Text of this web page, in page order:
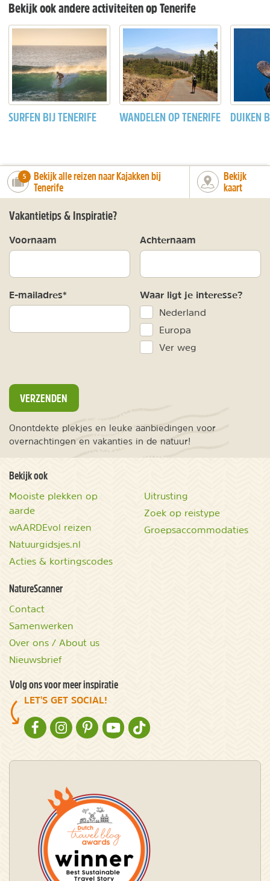
Bekijk ook andere activiteiten op Tenerife
SURFEN BIJ TENERIFE WANDELEN OP TENERIFE DUIKEN
number_of_trips:
5
Bekijk alle reizen naar Kajakken bij
Tenerife
Bekijk
kaart
Vakantietips & Inspiratie?
Voornaam Achternaam
E-mailadres* Waar ligt je interesse?
Nederland
Europa
Ver weg
VERZENDEN
Onontdekte plekjes en leuke aanbiedingen voor
overnachtingen en vakanties in de natuur!
Bekijk ook
Mooiste plekken op
aarde
wAARDEvol reizen
Natuurgidsjes.nl
Acties & kortingscodes
Uitrusting
Zoek op reistype
Groepsaccommodaties
NatureScanner
Contact
Samenwerken
Over ons / About us
Nieuwsbrief
Volg ons voor meer inspiratie
LET'S GET SOCIAL!
NATURESCANNER OP FACEBOOK
NATURESCANNER OP INSTAGRAM
NATURESCANNER OP PINTEREST
NATURESCANNER OP YOUTUBE
NATURESCANNER OP TIKTOK